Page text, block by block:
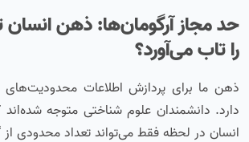
حد مجاز آرگومان‌ها: ذهن انسان
را تاب می‌آورد؟
ذهن ما برای پردازش اطلاعات
دارد. دانشمندان علوم شناختی متوجه
انسان در لحظه فقط می‌تواند تعداد محدودی از